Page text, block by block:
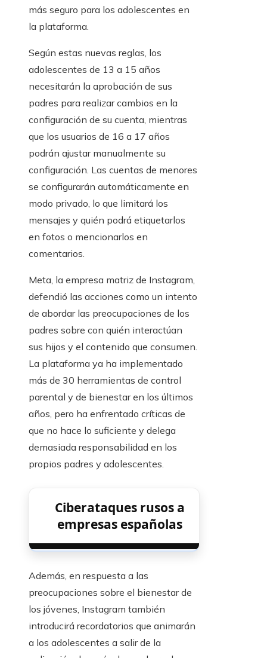
más seguro para los adolescentes en
la plataforma.
Según estas nuevas reglas, los
adolescentes de 13 a 15 años
necesitarán la aprobación de sus
padres para realizar cambios en la
configuración de su cuenta, mientras
que los usuarios de 16 a 17 años
podrán ajustar manualmente su
configuración. Las cuentas de menores
se configurarán automáticamente en
modo privado, lo que limitará los
mensajes y quién podrá etiquetarlos
en fotos o mencionarlos en
comentarios.
Meta, la empresa matriz de Instagram,
defendió las acciones como un intento
de abordar las preocupaciones de los
padres sobre con quién interactúan
sus hijos y el contenido que consumen.
La plataforma ya ha implementado
más de 30 herramientas de control
parental y de bienestar en los últimos
años, pero ha enfrentado críticas de
que no hace lo suficiente y delega
demasiada responsabilidad en los
propios padres y adolescentes.
Ciberataques rusos a
empresas españolas
Además, en respuesta a las
preocupaciones sobre el bienestar de
los jóvenes, Instagram también
introducirá recordatorios que animarán
a los adolescentes a salir de la